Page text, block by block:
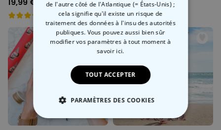
19,99 € 29,99 €
de l'autre côté de l'Atlantique (= États-Unis) ;
cela signifie qu'il existe un risque de
traitement des données à l'insu des autorités
publiques. Vous pouvez aussi bien sûr
modifier vos paramètres à tout momentà
savoir ici.
TOUT ACCEPTER
PARAMÈTRES DES COOKIES
STRICTEMENT NÉCESSAIRE